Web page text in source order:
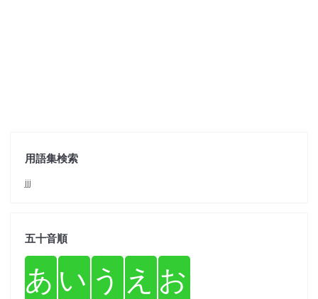
用語集検索
jjj
五十音順
あ い う え お